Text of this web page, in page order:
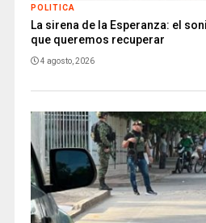
POLITICA
La sirena de la Esperanza: el
que queremos recuperar
4 agosto, 2026